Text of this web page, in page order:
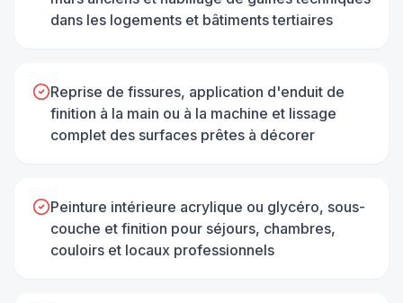
dans les logements et bâtiments tertiaires
Reprise de fissures, application d'enduit de
finition à la main ou à la machine et lissage
complet des surfaces prêtes à décorer
Peinture intérieure acrylique ou glycéro, sous-
couche et finition pour séjours, chambres,
couloirs et locaux professionnels